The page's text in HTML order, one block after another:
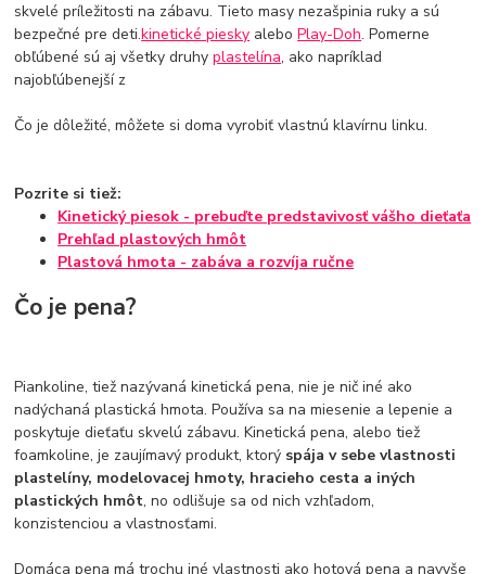
skvelé príležitosti na zábavu. Tieto masy nezašpinia ruky a sú
bezpečné pre deti.kinetické piesky aleboPlay-Doh. Pomerne
obľúbené sú aj všetky druhyplastelína, ako napríklad
najobľúbenejší z
Čo je dôležité, môžete si doma vyrobiť vlastnú klavírnu linku.
Pozrite si tiež:
Kinetický piesok - prebuďte predstavivosť vášho dieťaťa
Prehľad plastových hmôt
Plastová hmota - zabáva a rozvíja ručne
Čo je pena?
Piankoline, tiež nazývaná kinetická pena, nie je nič iné ako
nadýchaná plastická hmota. Používa sa na miesenie a lepenie a
poskytuje dieťaťu skvelú zábavu. Kinetická pena, alebo tiež
foamkoline, je zaujímavý produkt, ktorý spája v sebe vlastnosti
plastelíny, modelovacej hmoty, hracieho cesta a iných
plastických hmôt, no odlišuje sa od nich vzhľadom,
konzistenciou a vlastnosťami.
Domáca pena má trochu iné vlastnosti ako hotová pena a navyše